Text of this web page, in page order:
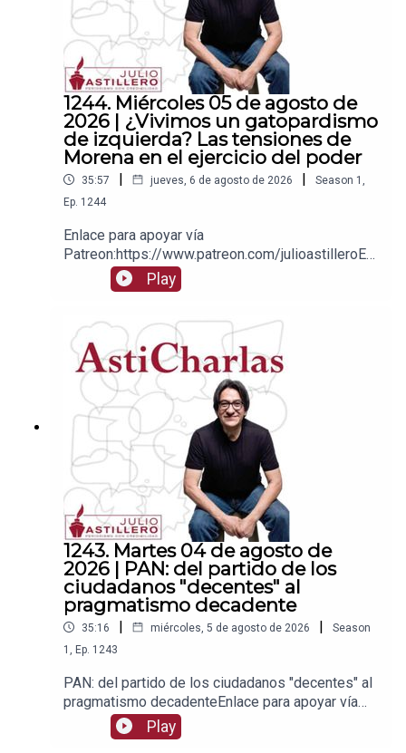
1244. Miércoles 05 de agosto de
2026 | ¿Vivimos un gatopardismo
de izquierda? Las tensiones de
Morena en el ejercicio del poder
35:57 | jueves, 6 de agosto de 2026 | Season 1
Ep. 1244
Enlace para apoyar vía
Patreon:https://www.patreon.com/julioastilleroEnl
ace para hacer donaciones vía
PayPal:https://www.paypal.me/julioastilleroCuent
nombre de Julio Hernández López:
1539408017CLABE: 012 320 01539408017
2Tienda:https://julioastillerotienda.com/
Play
1243. Martes 04 de agosto de
2026 | PAN: del partido de los
ciudadanos "decentes" al
pragmatismo decadente
35:16 | miércoles, 5 de agosto de 2026 |
Season
1 , Ep. 1243
PAN: del partido de los ciudadanos "decentes" al
pragmatismo decadenteEnlace para apoyar vía
Patreon:https://www.patreon.com/julioastilleroEnl
ace para hacer donaciones vía
Play